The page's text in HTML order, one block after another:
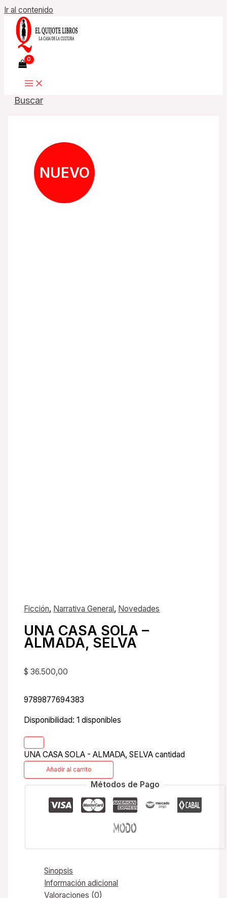
Ir al contenido
Buscar
NUEVO
Ficción, Narrativa General, Novedades
UNA CASA SOLA –
ALMADA, SELVA
$ 36.500,00
9789877694383
Disponibilidad: 1 disponibles
UNA CASA SOLA - ALMADA, SELVA cantidad
Añadir al carrito
Métodos de Pago
Sinopsis
Información adicional
Valoraciones (0)